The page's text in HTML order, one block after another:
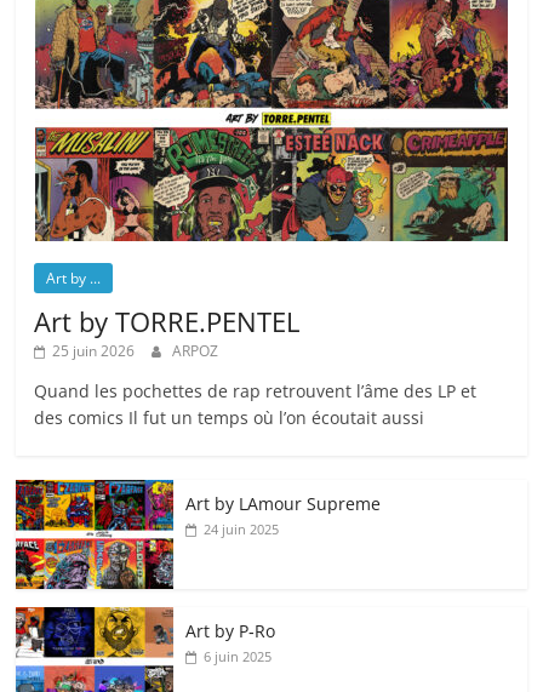
Art by ...
Art by TORRE.PENTEL
25 juin 2026 ARPOZ
Quand les pochettes de rap retrouvent l’âme des LP et
des comics Il fut un temps où l’on écoutait aussi
Art by LAmour Supreme
24 juin 2025
Art by P‑Ro
6 juin 2025